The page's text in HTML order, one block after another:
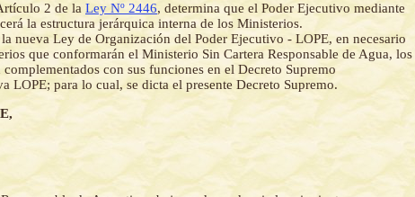
2 de la Ley Nº 2446, determina que el Poder Ejecutivo mediante
la estructura jerárquica interna de los Ministerios.
nueva Ley de Organización del Poder Ejecutivo - LOPE, en necesario
que conformarán el Ministerio Sin Cartera Responsable de Agua, los
con sus funciones en el Decreto Supremo
LOPE; para lo cual, se dicta el presente Decreto Supremo.